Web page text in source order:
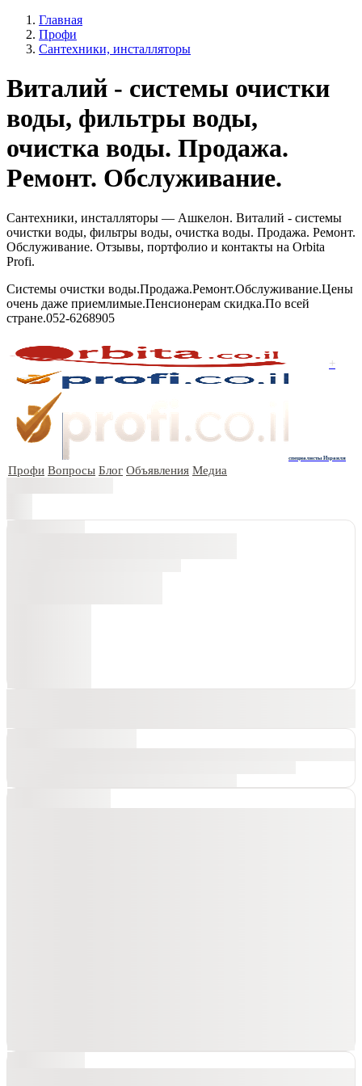
Главная
Профи
Сантехники, инсталляторы
Виталий - системы очистки
воды, фильтры воды,
очистка воды. Продажа.
Ремонт. Обслуживание.
Сантехники, инсталляторы — Ашкелон. Виталий - системы
очистки воды, фильтры воды, очистка воды. Продажа. Ремонт.
Обслуживание. Отзывы, портфолио и контакты на Orbita
Profi.
Системы очистки воды.Продажа.Ремонт.Обслуживание.Цены
очень даже приемлимые.Пенсионерам скидка.По всей
стране.052-6268905
+
специалисты Израиля
Профи Вопросы Блог Объявления Медиа